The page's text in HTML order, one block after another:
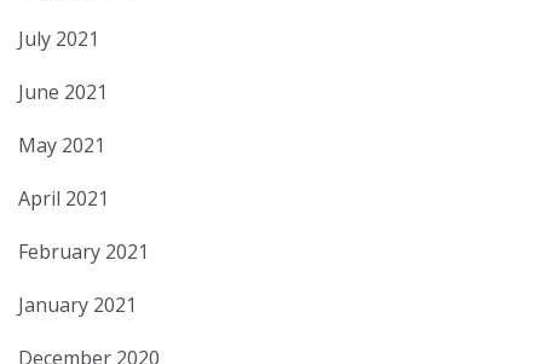
July 2021
June 2021
May 2021
April 2021
February 2021
January 2021
December 2020